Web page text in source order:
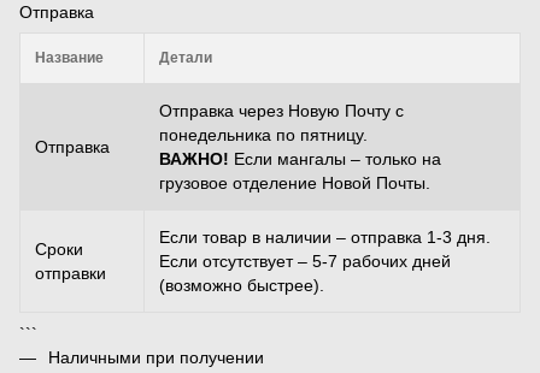
Отправка
Название Детали
Отправка
Отправка через Новую Почту с
понедельника по пятницу.
ВАЖНО! Если мангалы – только на
грузовое отделение Новой Почты.
Сроки
отправки
Если товар в наличии – отправка 1-3 дня.
Если отсутствует – 5-7 рабочих дней
(возможно быстрее).
```
Наличными при получении